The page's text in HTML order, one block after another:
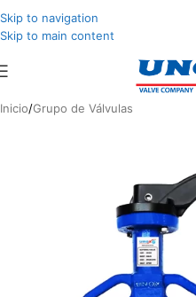
Skip to navigation
Skip to main content
Inicio/Grupo de Válvulas